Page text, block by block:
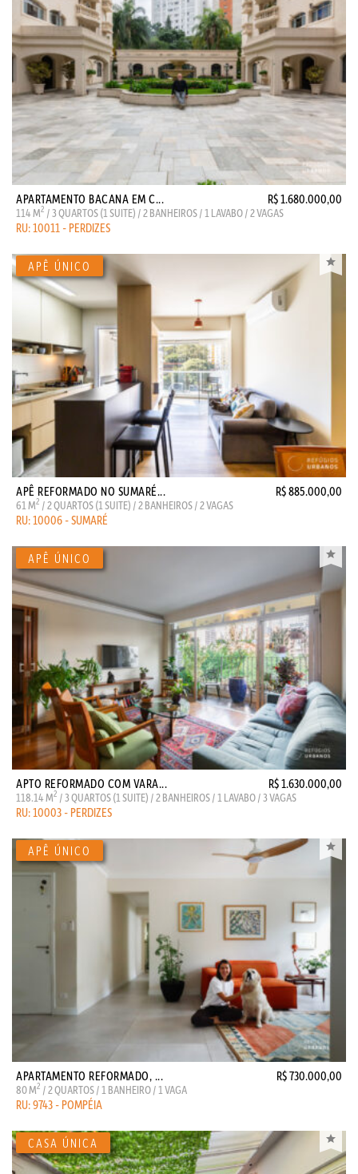
APARTAMENTO BACANA EM C... R$ 1.680.000,00
114 M2 / 3 QUARTOS (1 SUITE) / 2 BANHEIROS / 1 LAVABO / 2 VAGAS
RU: 10011 - PERDIZES
APÊ REFORMADO NO SUMARÉ... R$ 885.000,00
61 M2 / 2 QUARTOS (1 SUITE) / 2 BANHEIROS / 2 VAGAS
RU: 10006 - SUMARÉ
APTO REFORMADO COM VARA... R$ 1.630.000,00
118.14 M2 / 3 QUARTOS (1 SUITE) / 2 BANHEIROS / 1 LAVABO / 3 VAGAS
RU: 10003 - PERDIZES
APARTAMENTO REFORMADO, ... R$ 730.000,00
80 M2 / 2 QUARTOS / 1 BANHEIRO / 1 VAGA
RU: 9743 - POMPÉIA